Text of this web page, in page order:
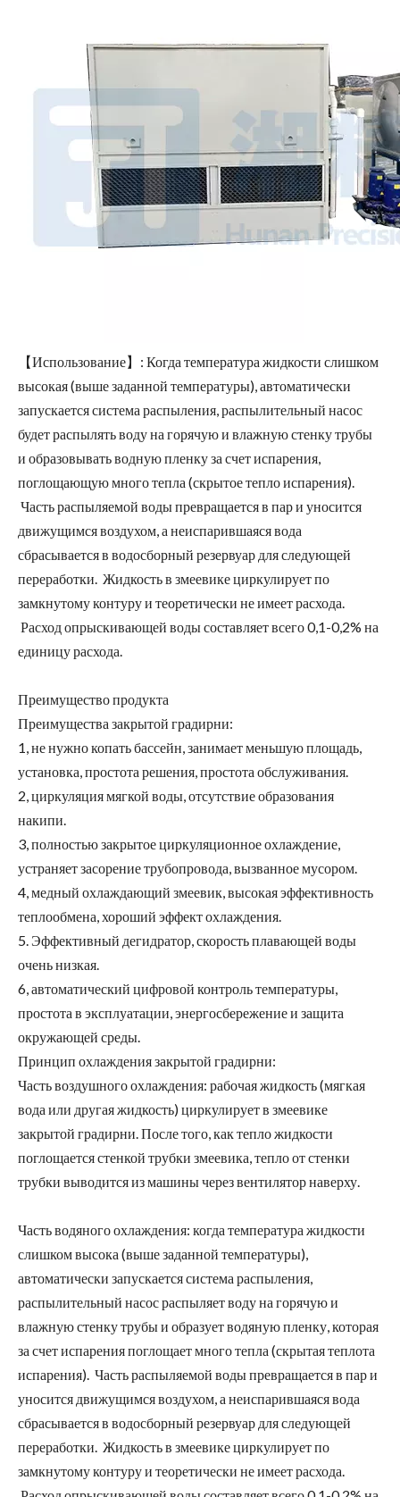
【Использование】: Когда температура жидкости слишком
высокая (выше заданной температуры), автоматически
запускается система распыления, распылительный насос
будет распылять воду на горячую и влажную стенку трубы
и образовывать водную пленку за счет испарения,
поглощающую много тепла (скрытое тепло испарения).
Часть распыляемой воды превращается в пар и уносится
движущимся воздухом, а неиспарившаяся вода
сбрасывается в водосборный резервуар для следующей
переработки. Жидкость в змеевике циркулирует по
замкнутому контуру и теоретически не имеет расхода.
Расход опрыскивающей воды составляет всего 0,1-0,2% на
единицу расхода.
Преимущество продукта
Преимущества закрытой градирни:
1, не нужно копать бассейн, занимает меньшую площадь,
установка, простота решения, простота обслуживания.
2, циркуляция мягкой воды, отсутствие образования
накипи.
3, полностью закрытое циркуляционное охлаждение,
устраняет засорение трубопровода, вызванное мусором.
4, медный охлаждающий змеевик, высокая эффективность
теплообмена, хороший эффект охлаждения.
5. Эффективный дегидратор, скорость плавающей воды
очень низкая.
6, автоматический цифровой контроль температуры,
простота в эксплуатации, энергосбережение и защита
окружающей среды.
Принцип охлаждения закрытой градирни:
Часть воздушного охлаждения: рабочая жидкость (мягкая
вода или другая жидкость) циркулирует в змеевике
закрытой градирни. После того, как тепло жидкости
поглощается стенкой трубки змеевика, тепло от стенки
трубки выводится из машины через вентилятор наверху.
Часть водяного охлаждения: когда температура жидкости
слишком высока (выше заданной температуры),
автоматически запускается система распыления,
распылительный насос распыляет воду на горячую и
влажную стенку трубы и образует водяную пленку, которая
за счет испарения поглощает много тепла (скрытая теплота
испарения). Часть распыляемой воды превращается в пар и
уносится движущимся воздухом, а неиспарившаяся вода
сбрасывается в водосборный резервуар для следующей
переработки. Жидкость в змеевике циркулирует по
замкнутому контуру и теоретически не имеет расхода.